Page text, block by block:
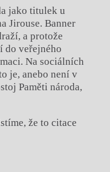
jako titulek u
Jirouse. Banner
a protože
veřejného
Na sociálních
je, anebo není v
Paměti národa,
že to citace